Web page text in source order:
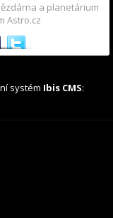
a planetárium
Astro.cz
systém Ibis CMS: